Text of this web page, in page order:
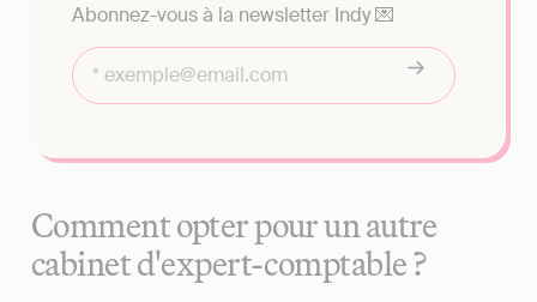
Abonnez-vous à la newsletter Indy 💌
Comment opter pour un autre
cabinet d'expert-comptable ?